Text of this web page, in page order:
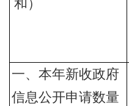
和）
一、本年新收政府
信息公开申请数量